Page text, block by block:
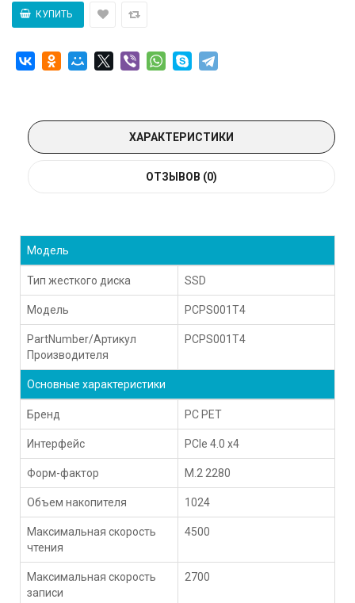
ХАРАКТЕРИСТИКИ
ОТЗЫВОВ (0)
Модель
Тип жесткого диска SSD
Модель PCPS001T4
PartNumber/Артикул
Производителя
PCPS001T4
Основные характеристики
Бренд PC PET
Интерфейс PCIe 4.0 x4
Форм-фактор M.2 2280
Объем накопителя 1024
Максимальная скорость
чтения
4500
Максимальная скорость
записи
2700